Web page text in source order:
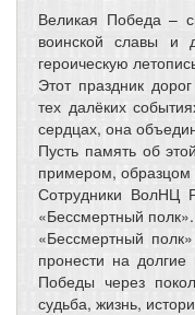
Великая Победа –
воинской славы и
героическую
Этот праздник
тех далёких
сердцах, она
Пусть память об
примером, образцом
Сотрудники ВолНЦ
«Бессмертный полк».
«Бессмертный
пронести на
Победы через
судьба, жизнь,